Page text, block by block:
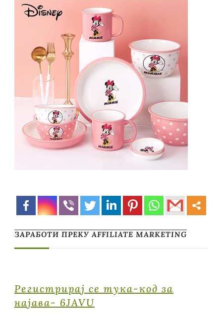
ЗАРАБОТИ ПРЕКУ AFFILIATE MARKETING
Регистрирај се тука-код за
најава- 6JAVU